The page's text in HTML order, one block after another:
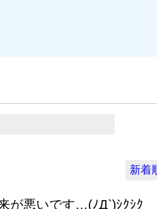
新着
が悪いです…(ﾉД`)ｼｸｼｸ